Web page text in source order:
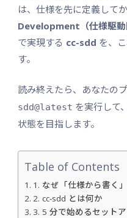
は、仕様を先に定義して
Development（仕様駆動
で実現する cc-sdd を、
す。
読み終えたら、あなたの
sdd@latest を実行して
状態を目指します。
Table of Contents
1. なぜ「仕様から書く
2. cc-sdd とは何か
3. 5 分で始めるセット